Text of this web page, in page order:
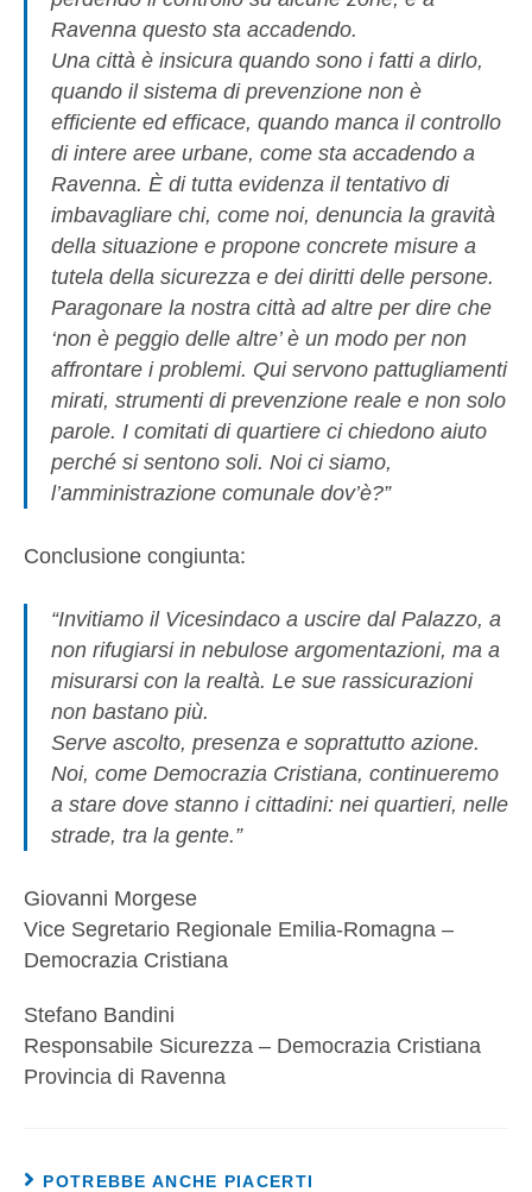
Ravenna questo sta accadendo.
Una città è insicura quando sono i fatti a dirlo,
quando il sistema di prevenzione non è
efficiente ed efficace, quando manca il controllo
di intere aree urbane, come sta accadendo a
Ravenna. È di tutta evidenza il tentativo di
imbavagliare chi, come noi, denuncia la gravità
della situazione e propone concrete misure a
tutela della sicurezza e dei diritti delle persone.
Paragonare la nostra città ad altre per dire che
‘non è peggio delle altre’ è un modo per non
affrontare i problemi. Qui servono pattugliamenti
mirati, strumenti di prevenzione reale e non solo
parole. I comitati di quartiere ci chiedono aiuto
perché si sentono soli. Noi ci siamo,
l’amministrazione comunale dov’è?”
Conclusione congiunta:
“Invitiamo il Vicesindaco a uscire dal Palazzo, a
non rifugiarsi in nebulose argomentazioni, ma a
misurarsi con la realtà. Le sue rassicurazioni
non bastano più.
Serve ascolto, presenza e soprattutto azione.
Noi, come Democrazia Cristiana, continueremo
a stare dove stanno i cittadini: nei quartieri, nelle
strade, tra la gente.”
Giovanni Morgese
Vice Segretario Regionale Emilia-Romagna –
Democrazia Cristiana
Stefano Bandini
Responsabile Sicurezza – Democrazia Cristiana
Provincia di Ravenna
POTREBBE ANCHE PIACERTI